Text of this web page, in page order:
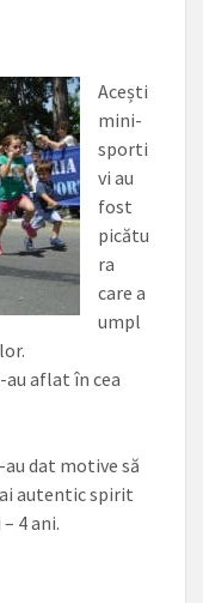
Acești
mini-
sporti
vi au
fost
picătu
ra
care a
umpl
aflat în cea
au dat motive să
autentic spirit
4 ani.